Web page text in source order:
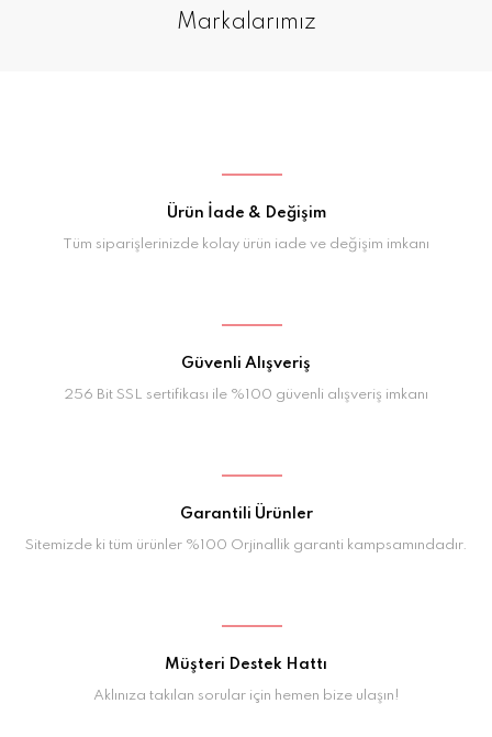
Markalarımız
Ürün İade & Değişim
Tüm siparişlerinizde kolay ürün iade ve değişim imkanı
Güvenli Alışveriş
256 Bit SSL sertifikası ile %100 güvenli alışveriş imkanı
Garantili Ürünler
Sitemizde ki tüm ürünler %100 Orjinallik garanti kampsamındadır.
Müşteri Destek Hattı
Aklınıza takılan sorular için hemen bize ulaşın!